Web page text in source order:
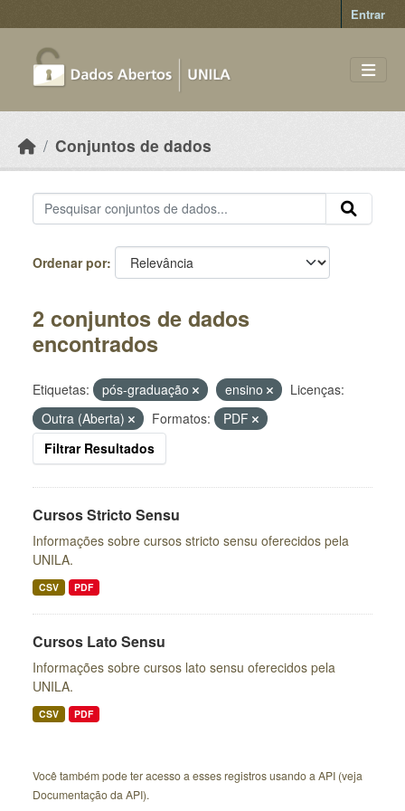
Entrar
Conjuntos de dados
Ordenar por
2 conjuntos de dados
encontrados
Etiquetas: pós-graduação ensino
Licenças:
Outra (Aberta)
Formatos:
PDF
Filtrar Resultados
Cursos Stricto Sensu
Informações sobre cursos stricto sensu oferecidos pela
UNILA.
CSV PDF
Cursos Lato Sensu
Informações sobre cursos lato sensu oferecidos pela
UNILA.
CSV PDF
Você também pode ter acesso a esses registros usando a API (veja
Documentação da API).